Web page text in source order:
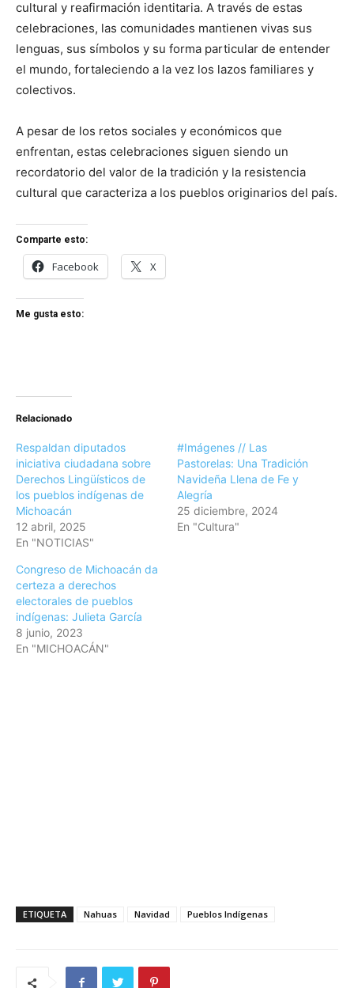
cultural y reafirmación identitaria. A través de estas
celebraciones, las comunidades mantienen vivas sus
lenguas, sus símbolos y su forma particular de entender
el mundo, fortaleciendo a la vez los lazos familiares y
colectivos.
A pesar de los retos sociales y económicos que
enfrentan, estas celebraciones siguen siendo un
recordatorio del valor de la tradición y la resistencia
cultural que caracteriza a los pueblos originarios del país.
Comparte esto:
Facebook X
Me gusta esto:
Relacionado
Respaldan diputados
iniciativa ciudadana sobre
Derechos Lingüísticos de
los pueblos indígenas de
Michoacán
12 abril, 2025
En "NOTICIAS"
#Imágenes // Las
Pastorelas: Una Tradición
Navideña Llena de Fe y
Alegría
25 diciembre, 2024
En "Cultura"
Congreso de Michoacán da
certeza a derechos
electorales de pueblos
indígenas: Julieta García
8 junio, 2023
En "MICHOACÁN"
ETIQUETA Nahuas Navidad Pueblos Indígenas